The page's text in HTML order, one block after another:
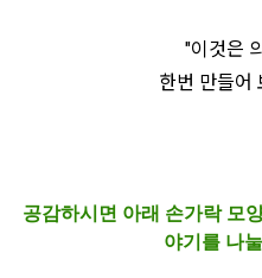
"이것은
한번 만들어
공감하시면 아래 손가락 모
야기를 나